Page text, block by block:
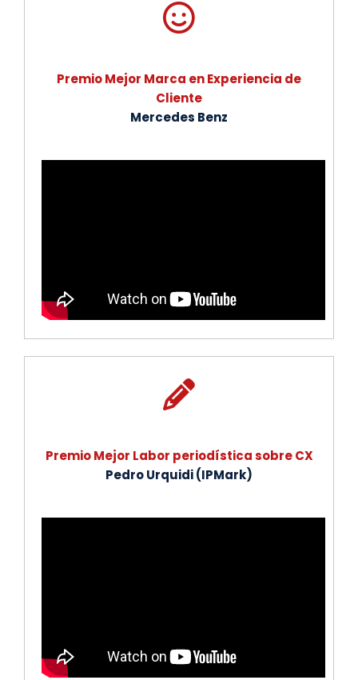
Premio Mejor Marca en Experiencia de
Cliente
Mercedes Benz
Premio Mejor Labor periodística sobre CX
Pedro Urquidi (IPMark)